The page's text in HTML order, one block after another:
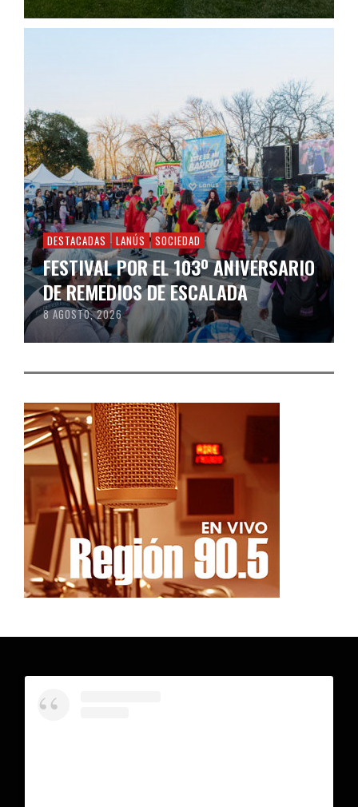
DESTACADAS LANÚS SOCIEDAD
FESTIVAL POR EL 103º ANIVERSARIO
DE REMEDIOS DE ESCALADA
8 AGOSTO, 2026